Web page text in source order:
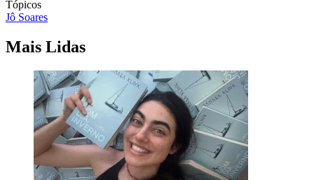
Tópicos
Jô Soares
Mais Lidas